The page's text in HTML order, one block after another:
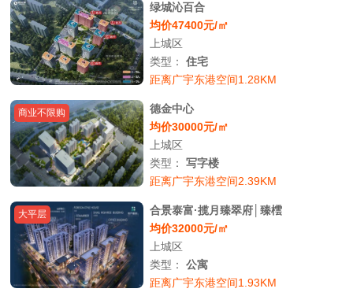
绿城沁百合
均价47400元/㎡
上城区
类型：住宅
距离广宇东港空间1.28KM
商业不限购
德金中心
均价30000元/㎡
上城区
类型：写字楼
距离广宇东港空间2.39KM
大平层
合景泰富·揽月臻翠府│臻橒
均价32000元/㎡
上城区
类型：公寓
距离广宇东港空间1.93KM